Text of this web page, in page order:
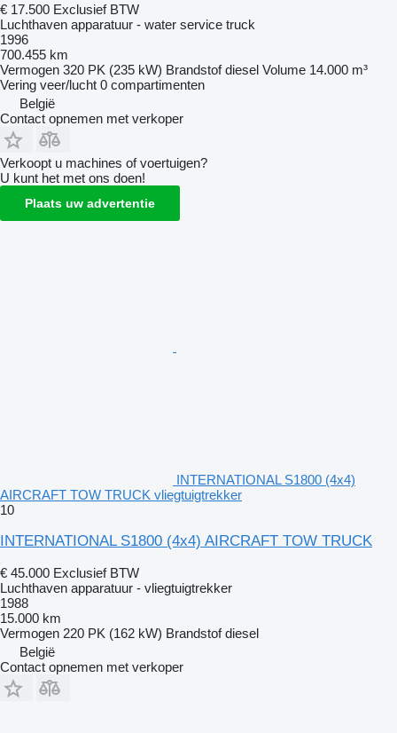
€ 17.500 Exclusief BTW
Luchthaven apparatuur - water service truck
1996
700.455 km
Vermogen 320 PK (235 kW) Brandstof diesel Volume 14.000 m³
Vering veer/lucht 0 compartimenten
België
Contact opnemen met verkoper
Verkoopt u machines of voertuigen?
U kunt het met ons doen!
Plaats uw advertentie
INTERNATIONAL S1800 (4x4)
AIRCRAFT TOW TRUCK vliegtuigtrekker
10
INTERNATIONAL S1800 (4x4) AIRCRAFT TOW TRUCK
€ 45.000 Exclusief BTW
Luchthaven apparatuur - vliegtuigtrekker
1988
15.000 km
Vermogen 220 PK (162 kW) Brandstof diesel
België
Contact opnemen met verkoper